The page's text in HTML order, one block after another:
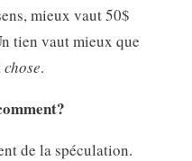
mieux vaut 50$
tien vaut mieux que
chose.
de la spéculation.